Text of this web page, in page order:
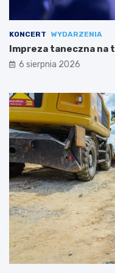
KONCERT WYDARZENIA
Impreza taneczna na
6 sierpnia 2026